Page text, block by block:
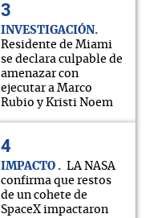
INVESTIGACIÓN
Residente de Miami
se declara culpable de
amenazar con
ejecutar a Marco
Rubio y Kristi Noem
IMPACTO
LA NASA
confirma que restos
de un cohete de
SpaceX impactaron